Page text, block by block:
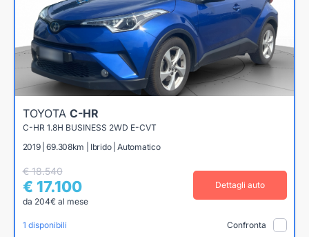
TOYOTA C-HR
C-HR 1.8H BUSINESS 2WD E-CVT
2019 | 69.308km | Ibrido | Automatico
€ 18.540
€ 17.100
da 204€ al mese
Dettagli auto
1 disponibili Confronta